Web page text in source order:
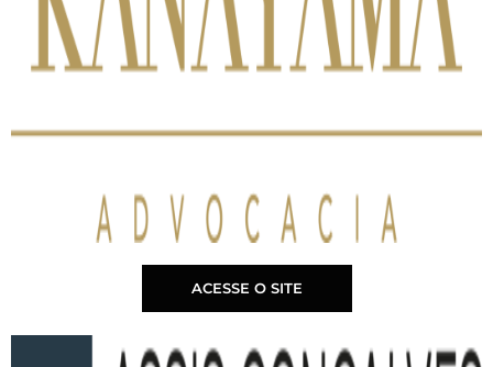
ACESSE O SITE